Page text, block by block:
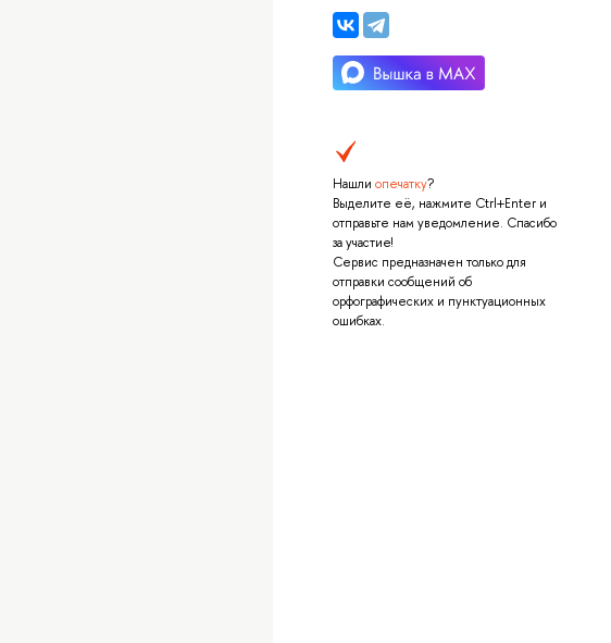
Нашли опечатку?
Выделите её, нажмите Ctrl+Enter и
отправьте нам уведомление. Спасибо
за участие!
Сервис предназначен только для
отправки сообщений об
орфографических и пунктуационных
ошибках.